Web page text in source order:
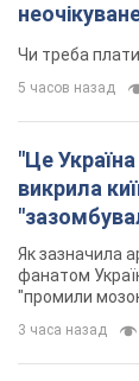
Чи треба
5 часов назад
"Це
викрила
не знав, а
українців
Як зазначила
фанатом
"промили
3 часа назад